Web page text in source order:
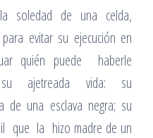
la soledad de una celda,
evitar su ejecución en
quién puede haberle
su ajetreada vida: su
de una esclava negra; su
que la hizo madre de un